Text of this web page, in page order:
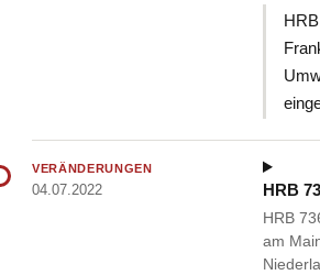
VERÄNDERUNGEN
04.07.2022 HRB
HRB
am